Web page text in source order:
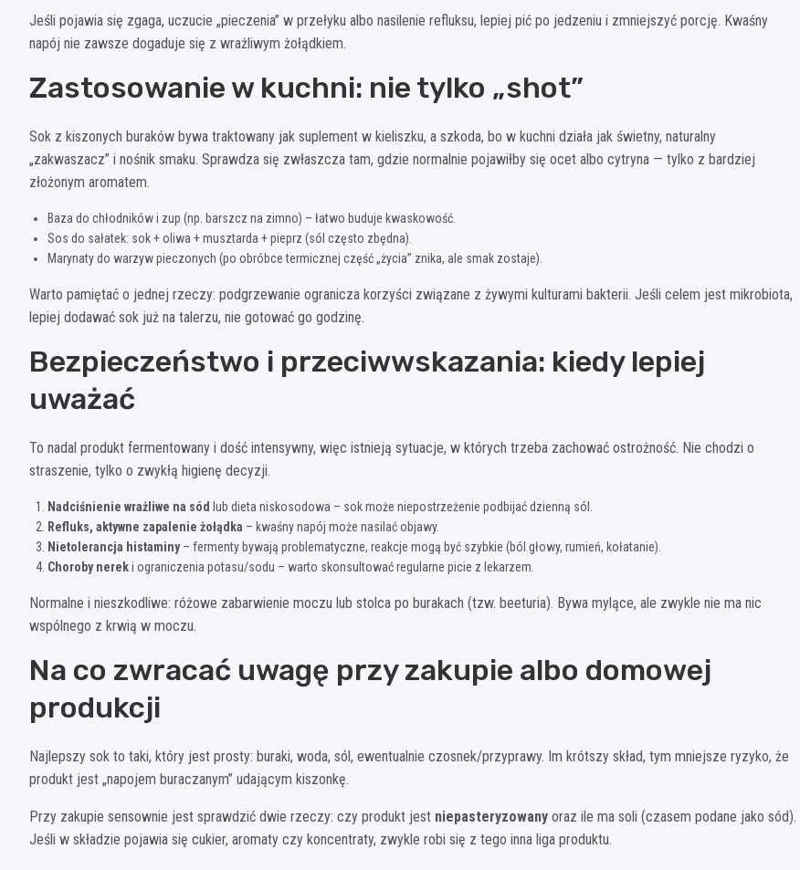
Jeśli pojawia się zgaga, uczucie „pieczenia” w przełyku albo nasilenie refluksu, lepiej pić po jedzeniu i zmniejszyć porcję. Kwaśny
napój nie zawsze dogaduje się z wrażliwym żołądkiem.
Zastosowanie w kuchni: nie tylko „shot”
Sok z kiszonych buraków bywa traktowany jak suplement w kieliszku, a szkoda, bo w kuchni działa jak świetny, naturalny
„zakwaszacz” i nośnik smaku. Sprawdza się zwłaszcza tam, gdzie normalnie pojawiłby się ocet albo cytryna — tylko z bardziej
złożonym aromatem.
Baza do chłodników i zup (np. barszcz na zimno) – łatwo buduje kwaskowość.
Sos do sałatek: sok + oliwa + musztarda + pieprz (sól często zbędna).
Marynaty do warzyw pieczonych (po obróbce termicznej część „życia” znika, ale smak zostaje).
Warto pamiętać o jednej rzeczy: podgrzewanie ogranicza korzyści związane z żywymi kulturami bakterii. Jeśli celem jest mikrobiota,
lepiej dodawać sok już na talerzu, nie gotować go godzinę.
Bezpieczeństwo i przeciwwskazania: kiedy lepiej
uważać
To nadal produkt fermentowany i dość intensywny, więc istnieją sytuacje, w których trzeba zachować ostrożność. Nie chodzi o
straszenie, tylko o zwykłą higienę decyzji.
Nadciśnienie wrażliwe na sód lub dieta niskosodowa – sok może niepostrzeżenie podbijać dzienną sól.
Refluks, aktywne zapalenie żołądka – kwaśny napój może nasilać objawy.
Nietolerancja histaminy– fermenty bywają problematyczne, reakcje mogą być szybkie (ból głowy, rumień, kołatanie).
Choroby nereki ograniczenia potasu/sodu – warto skonsultować regularne picie z lekarzem.
Normalne i nieszkodliwe: różowe zabarwienie moczu lub stolca po burakach (tzw. beeturia). Bywa mylące, ale zwykle nie ma nic
wspólnego z krwią w moczu.
Na co zwracać uwagę przy zakupie albo domowej
produkcji
Najlepszy sok to taki, który jest prosty: buraki, woda, sól, ewentualnie czosnek/przyprawy. Im krótszy skład, tym mniejsze ryzyko, że
produkt jest „napojem buraczanym” udającym kiszonkę.
Przy zakupie sensownie jest sprawdzić dwie rzeczy: czy produkt jest niepasteryzowany oraz ile ma soli (czasem podane jako sód).
Jeśli w składzie pojawia się cukier, aromaty czy koncentraty, zwykle robi się z tego inna liga produktu.